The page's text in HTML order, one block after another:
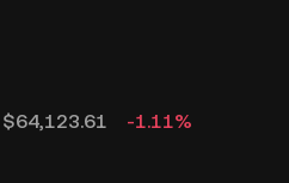
$64,123.61 -1.11%